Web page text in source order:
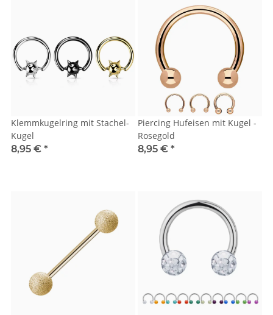
Klemmkugelring mit Stachel-
Kugel
8,95 € *
Piercing Hufeisen mit Kugel -
Rosegold
8,95 € *